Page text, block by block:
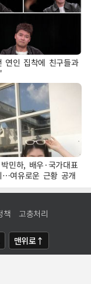
연인 집착에 친구들과
민하, 배우·국가대표
…여유로운 근황 공개
책 고충처리
맨위로↑